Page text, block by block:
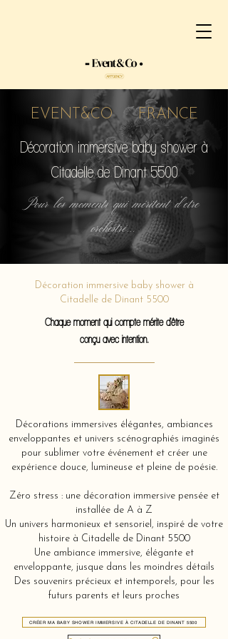
EVENT&CO FRANCE
Décoration immersive baby shower à
Citadelle de Dinant 5500
Pour les moments qui méritent d'etre
orchestré...
Décoration immersive baby shower à
Citadelle de Dinant 5500
Chaque moment qui compte mérite d'être
conçu avec intention.
Décorations immersives élégantes, ambiances
enveloppantes et univers scénographiés imaginés
pour sublimer votre événement et créer une
expérience douce, lumineuse et pleine de poésie.
Zéro stress : une décoration immersive pensée et
installée de A à Z
Un univers harmonieux et sensoriel, inspiré de votre
histoire à Citadelle de Dinant 5500
Une ambiance immersive, élégante et
enveloppante, jusque dans les moindres détails
Des souvenirs précieux et intemporels, pour les
futurs parents et leurs proches
CRÉER MA BABY SHOWER IMMERSIVE À CITADELLE DE DINANT 5500